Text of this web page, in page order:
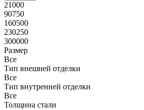
21000
90750
160500
230250
300000
Размер
Все
Тип внешней отделки
Все
Тип внутренней отделки
Все
Толщина стали